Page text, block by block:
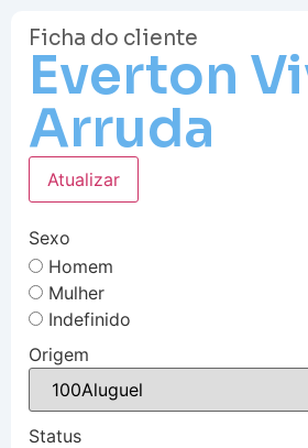
Ficha do cliente
Everton
Arruda
Atualizar
Sexo
Homem
Mulher
Indefinido
Origem
Status